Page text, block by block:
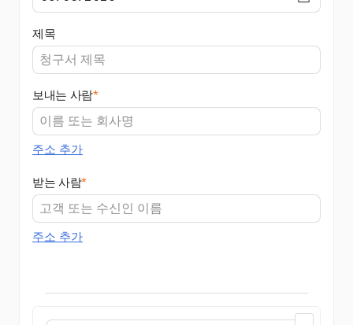
제목
보내는 사람*
주소 추가
받는 사람*
주소 추가